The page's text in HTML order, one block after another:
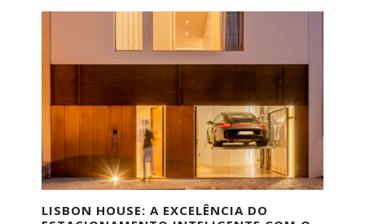
LISBON HOUSE: A EXCELÊNCIA DO